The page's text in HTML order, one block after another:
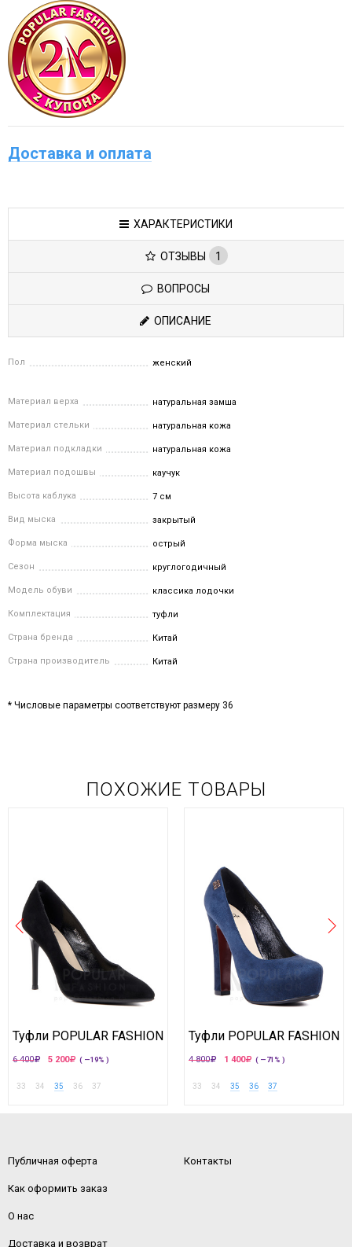
Доставка и оплата
ХАРАКТЕРИСТИКИ
ОТЗЫВЫ 1
ВОПРОСЫ
ОПИСАНИЕ
Пол женский
Материал верха натуральная замша
Материал стельки натуральная кожа
Материал подкладки натуральная кожа
Материал подошвы каучук
Высота каблука 7 см
Вид мыска закрытый
Форма мыска острый
Сезон круглогодичный
Модель обуви классика лодочки
Комплектация туфли
Страна бренда Китай
Страна производитель Китай
* Числовые параметры соответствуют размеру 36
ПОХОЖИЕ ТОВАРЫ
Туфли POPULAR FASHION
6 400 5 200 ( —19% )
33 34 35 36 37
Туфли POPULAR FASHION
4 800 1 400 ( —71% )
33 34 35 36 37
Публичная оферта
Как оформить заказ
О нас
Доставка и возврат
Контакты